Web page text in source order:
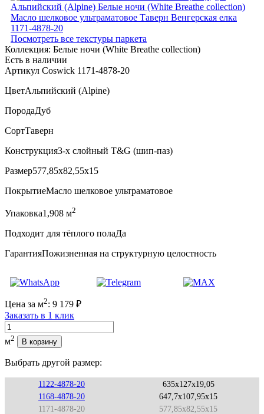
Посмотреть все текстуры паркета
Коллекция: Белые ночи (White Breathe collection)
Есть в наличии
Артикул Coswick 1171-4878-20
ЦветАльпийский (Alpine)
ПородаДуб
СортТаверн
Конструкция3-х слойный T&G (шип-паз)
Размер577,85x82,55x15
ПокрытиеМасло шелковое ультраматовое
Упаковка1,908 м2
Подходит для тёплого полаДа
ГарантияПожизненная на структурную целостность
Цена за м2: 9 179 ₽
Заказать в 1 клик
Количество
м2 В корзину
Выбрать другой размер:
1122-4878-20
635x127x19,05
1168-4878-20
647,7x107,95x15
1171-4878-20
577,85x82,55x15